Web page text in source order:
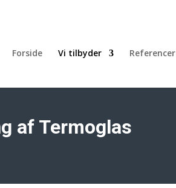
Forside Vi tilbyder Referencer
af Termoglas